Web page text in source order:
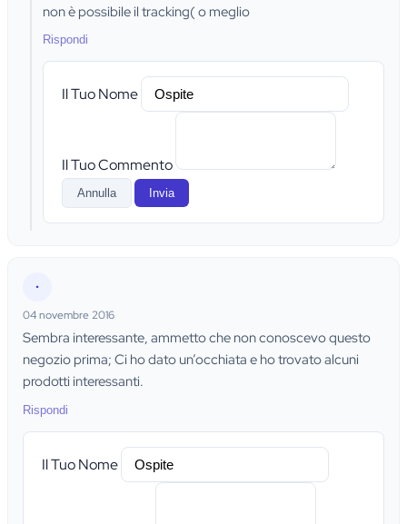
non è possibile il tracking( o meglio
Rispondi
Il Tuo Nome
Il Tuo Commento
Annulla Invia
•
04 novembre 2016
Sembra interessante, ammetto che non conoscevo questo
negozio prima; Ci ho dato un’occhiata e ho trovato alcuni
prodotti interessanti.
Rispondi
Il Tuo Nome